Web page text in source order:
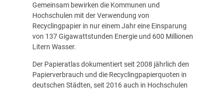
Gemeinsam bewirken die Kommunen und
Hochschulen mit der Verwendung von
Recyclingpapier in nur einem Jahr eine Einsparung
von 137 Gigawattstunden Energie und 600 Millionen
Litern Wasser.
Der Papieratlas dokumentiert seit 2008 jährlich den
Papierverbrauch und die Recyclingpapierquoten in
deutschen Städten, seit 2016 auch in Hochschulen